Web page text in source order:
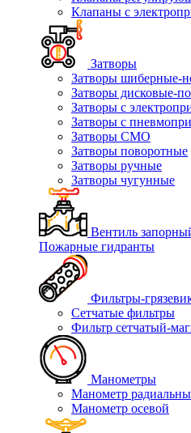
Клапаны с
Затворы
Затворы шиберные-
Затворы дисковые-
Затворы с
Затворы с
Затворы СМО
Затворы поворотные
Затворы ручные
Затворы чугунные
Вентиль
Пожарные гидранты
Фильтры-
Сетчатые фильтры
Фильтр сетчатый-
Манометры
Манометр
Манометр осевой